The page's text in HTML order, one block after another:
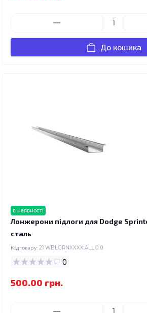
До кошика
в наявності
Лонжерони підлоги для Dodge
сталь
Код товару: 21.WBLGRNXXXX.ALL.0.0
0
500.00 грн.